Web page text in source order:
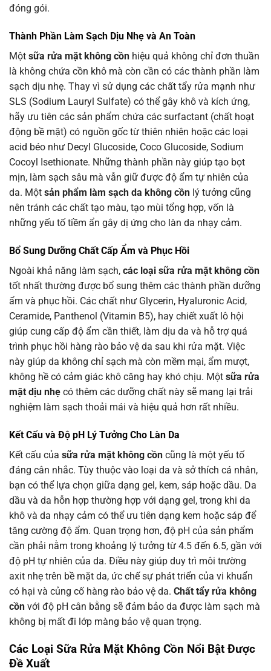
đóng gói.
Thành Phần Làm Sạch Dịu Nhẹ và An Toàn
Một sữa rửa mặt không cồn hiệu quả không chỉ đơn thuần
là không chứa cồn khô mà còn cần có các thành phần làm
sạch dịu nhẹ. Thay vì sử dụng các chất tẩy rửa mạnh như
SLS (Sodium Lauryl Sulfate) có thể gây khô và kích ứng,
hãy ưu tiên các sản phẩm chứa các surfactant (chất hoạt
động bề mặt) có nguồn gốc từ thiên nhiên hoặc các loại
acid béo như Decyl Glucoside, Coco Glucoside, Sodium
Cocoyl Isethionate. Những thành phần này giúp tạo bọt
mịn, làm sạch sâu mà vẫn giữ được độ ẩm tự nhiên của
da. Một sản phẩm làm sạch da không cồn lý tưởng cũng
nên tránh các chất tạo màu, tạo mùi tổng hợp, vốn là
những yếu tố tiềm ẩn gây dị ứng cho làn da nhạy cảm.
Bổ Sung Dưỡng Chất Cấp Ẩm và Phục Hồi
Ngoài khả năng làm sạch, các loại sữa rửa mặt không cồn
tốt nhất thường được bổ sung thêm các thành phần dưỡng
ẩm và phục hồi. Các chất như Glycerin, Hyaluronic Acid,
Ceramide, Panthenol (Vitamin B5), hay chiết xuất lô hội
giúp cung cấp độ ẩm cần thiết, làm dịu da và hỗ trợ quá
trình phục hồi hàng rào bảo vệ da sau khi rửa mặt. Việc
này giúp da không chỉ sạch mà còn mềm mại, ẩm mượt,
không hề có cảm giác khô căng hay khó chịu. Một sữa rửa
mặt dịu nhẹ có thêm các dưỡng chất này sẽ mang lại trải
nghiệm làm sạch thoải mái và hiệu quả hơn rất nhiều.
Kết Cấu và Độ pH Lý Tưởng Cho Làn Da
Kết cấu của sữa rửa mặt không cồn cũng là một yếu tố
đáng cân nhắc. Tùy thuộc vào loại da và sở thích cá nhân,
bạn có thể lựa chọn giữa dạng gel, kem, sáp hoặc dầu. Da
dầu và da hỗn hợp thường hợp với dạng gel, trong khi da
khô và da nhạy cảm có thể ưu tiên dạng kem hoặc sáp để
tăng cường độ ẩm. Quan trọng hơn, độ pH của sản phẩm
cần phải nằm trong khoảng lý tưởng từ 4.5 đến 6.5, gần với
độ pH tự nhiên của da. Điều này giúp duy trì môi trường
axit nhẹ trên bề mặt da, ức chế sự phát triển của vi khuẩn
có hại và củng cố hàng rào bảo vệ da. Chất tẩy rửa không
cồn với độ pH cân bằng sẽ đảm bảo da được làm sạch mà
không bị mất đi lớp màng bảo vệ quan trọng.
Các Loại Sữa Rửa Mặt Không Cồn Nổi Bật Được
Đề Xuất